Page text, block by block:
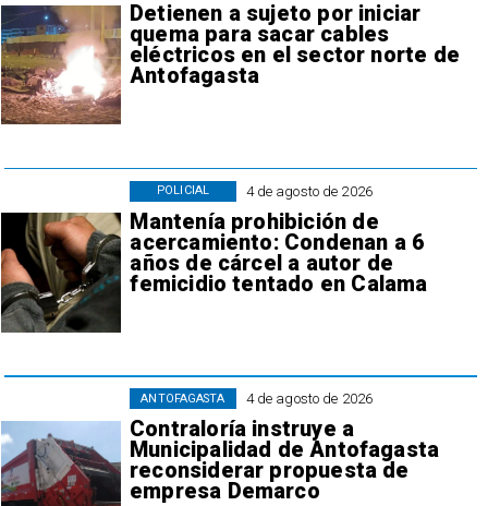
Detienen a sujeto por iniciar
quema para sacar cables
eléctricos en el sector norte de
Antofagasta
4 de agosto de 2026
Mantenía prohibición de
acercamiento: Condenan a 6
años de cárcel a autor de
femicidio tentado en Calama
POLICIAL
4 de agosto de 2026
Contraloría instruye a
Municipalidad de Antofagasta
reconsiderar propuesta de
empresa Demarco
ANTOFAGASTA